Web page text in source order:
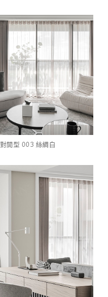
開型 003 絲綢白